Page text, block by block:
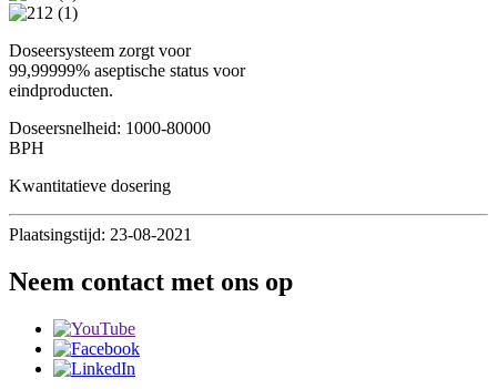
Doseersysteem zorgt voor
99,99999% aseptische status voor
eindproducten.
Doseersnelheid: 1000-80000
BPH
Kwantitatieve dosering
Plaatsingstijd: 23-08-2021
Neem contact met ons op